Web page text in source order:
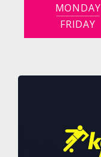
MONDAY
FRIDAY